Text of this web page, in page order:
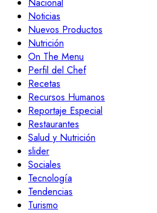
Noticias
Nuevos Productos
Nutrición
On The Menu
Perfil del Chef
Recetas
Recursos Humanos
Reportaje Especial
Restaurantes
Salud y Nutrición
slider
Sociales
Tecnología
Tendencias
Turismo